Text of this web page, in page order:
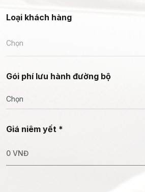
Loại khách hàng
Chọn
Gói phí lưu hành đường bộ
Chọn
Giá niêm yết *
0 VNĐ